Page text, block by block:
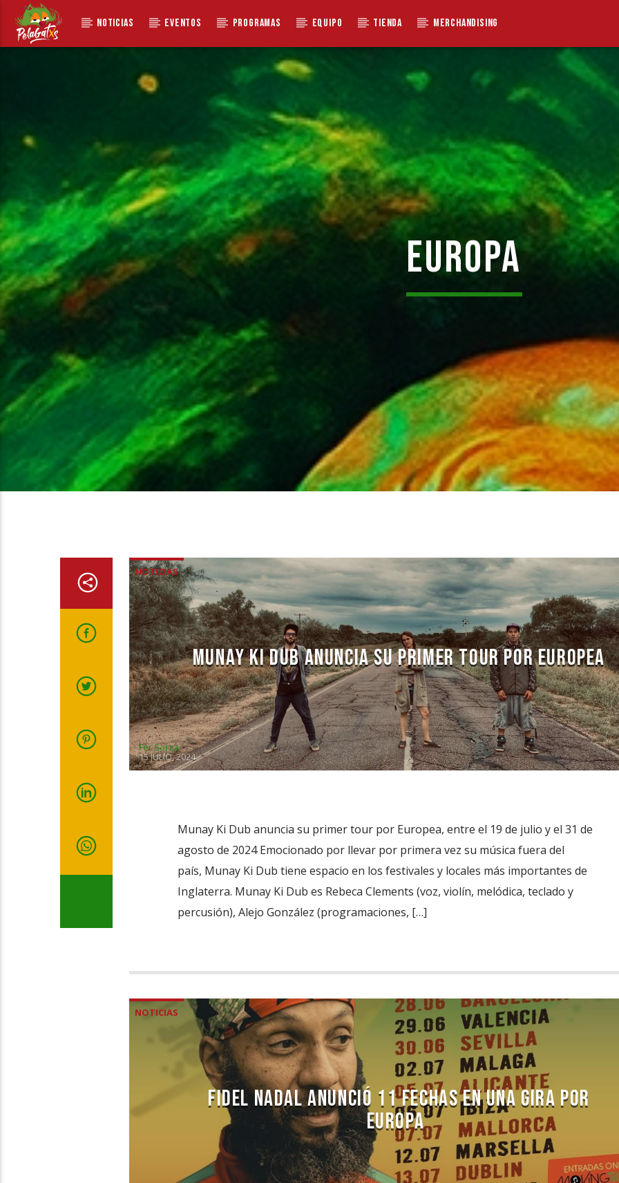
NOTICIAS EVENTOS PROGRAMAS EQUIPO TIENDA MERCHANDISING
STAY STRONG
EUROPA
NOTICIAS
MUNAY KI DUB ANUNCIA SU PRIMER TOUR POR EUROPEA
Fer Sarza
15 JULIO, 2024
Munay Ki Dub anuncia su primer tour por Europea, entre el 19 de julio y el 31 de
agosto de 2024 Emocionado por llevar por primera vez su música fuera del
país, Munay Ki Dub tiene espacio en los festivales y locales más importantes de
Inglaterra. Munay Ki Dub es Rebeca Clements (voz, violín, melódica, teclado y
percusión), Alejo González (programaciones, […]
NOTICIAS
FIDEL NADAL ANUNCIÓ 11 FECHAS EN UNA GIRA POR
EUROPA